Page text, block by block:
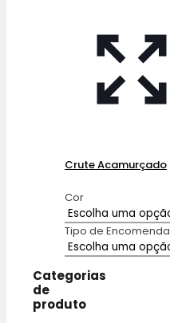
Crute Acamurçado
Cor
Tipo de Encomenda
Categorias
de
produto